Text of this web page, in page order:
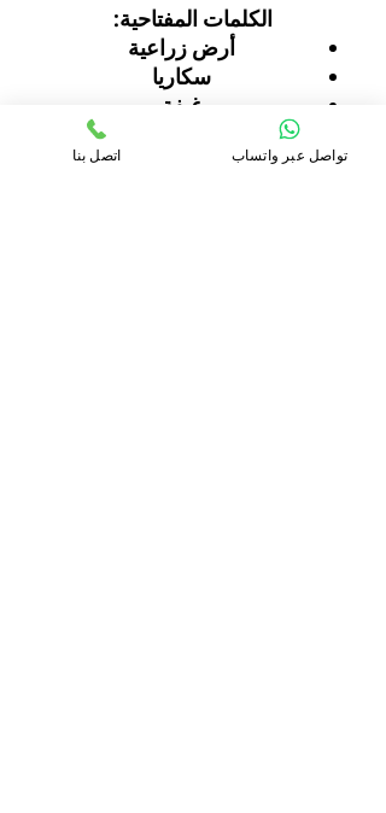
الكلمات المفتاحية:
أرض زراعية
سكاريا
غيفة
زراعة الجوز
اتصل بنا تواصل عبر واتساب